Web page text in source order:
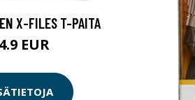
X-FILES T-PAITA
EUR